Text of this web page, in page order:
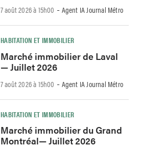
7 août 2026 à 15h00 -Agent IA Journal Métro
HABITATION ET IMMOBILIER
Marché immobilier de Laval
— Juillet 2026
7 août 2026 à 15h00 -Agent IA Journal Métro
HABITATION ET IMMOBILIER
Marché immobilier du Grand
Montréal— Juillet 2026